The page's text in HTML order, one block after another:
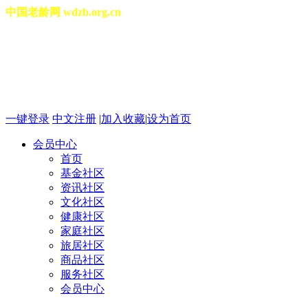
中国老龄网 wdzb.org.cn
一键登录 中文注册 |加入收藏|设为首页
会员中心
首页
基金社区
资讯社区
文化社区
健康社区
家庭社区
旅居社区
商品社区
服务社区
会员中心